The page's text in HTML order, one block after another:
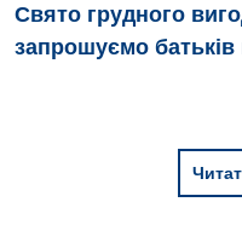
Свято грудного
запрошуємо